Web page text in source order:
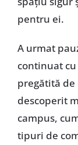
pentru ei.
A urmat
continuat cu
pregătită
descoperit
campus,
tipuri de